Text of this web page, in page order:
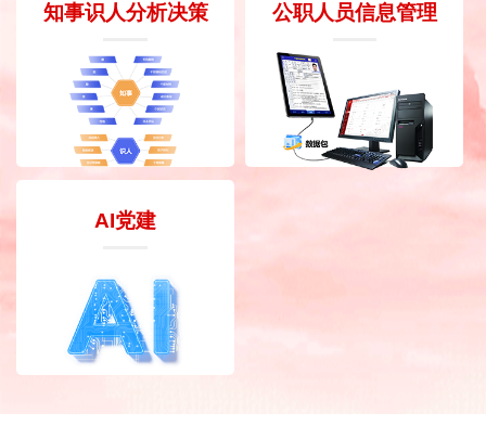
知事识人分析决策 公职人员信息管理
AI党建